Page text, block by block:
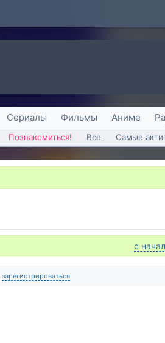
Сериалы Фильмы Аниме
Познакомиться! Все Самые
с
зарегистрироваться